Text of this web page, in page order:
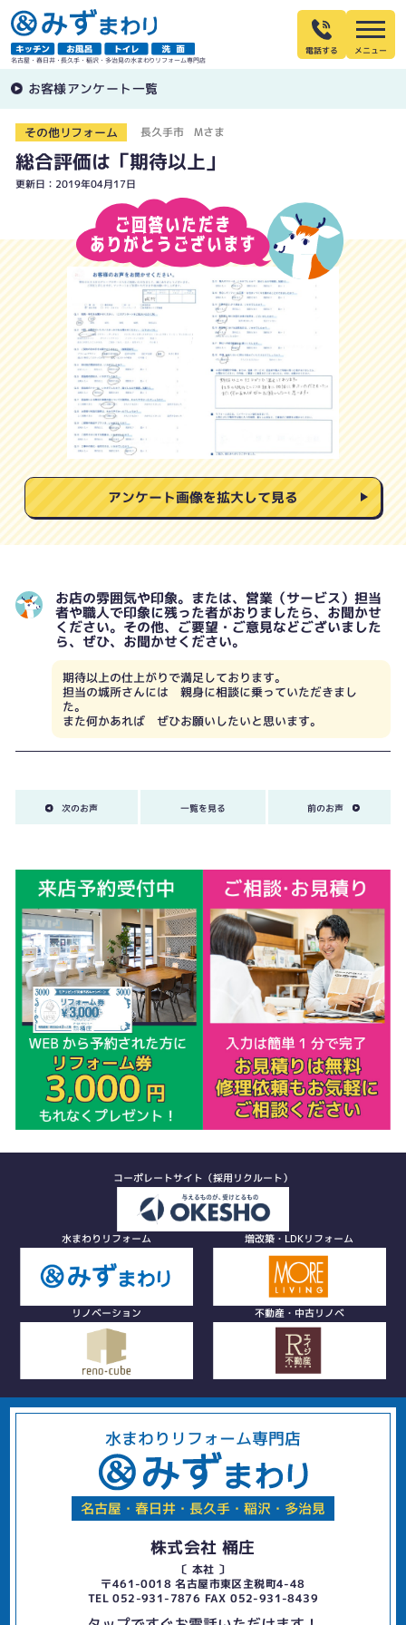
名古屋・春日井・長久手・稲沢・多治見の水まわりリフォーム専門店
電話する
お客様アンケート一覧
その他リフォーム 長久手市 Mさま
総合評価は「期待以上」
更新日：2019年04月17日
アンケート画像を拡大して見る
お店の雰囲気や印象。または、営業（サービス）担当
者や職人で印象に残った者がおりましたら、お聞かせ
ください。その他、ご要望・ご意見などございました
ら、ぜひ、お聞かせください。
期待以上の仕上がりで満足しております。
担当の城所さんには 親身に相談に乗っていただきまし
た。
また何かあれば ぜひお願いしたいと思います。
次のお声 一覧を見る 前のお声
コーポレートサイト（採用リクルート）
水まわりリフォーム 増改築・LDKリフォーム
リノベーション 不動産・中古リノベ
水まわりリフォーム専門店
名古屋・春日井・長久手・稲沢・多治見
株式会社 桶庄
〔 本社 〕
〒461-0018 名古屋市東区主税町4-48
TEL 052-931-7876 FAX 052-931-8439